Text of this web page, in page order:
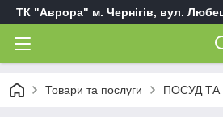
ТК "Аврора" м. Чернігів, вул.
Товари та послуги ПОСУД ТА